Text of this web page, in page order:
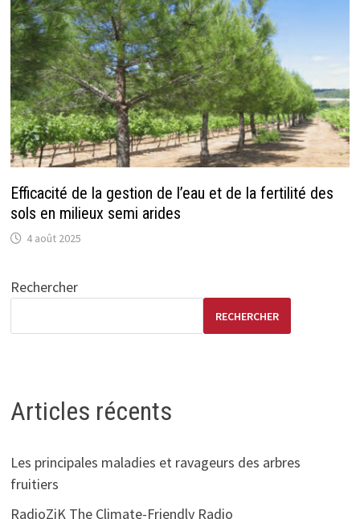
Efficacité de la gestion de l’eau et de la fertilité des
sols en milieux semi arides
4 août 2025
Rechercher
RECHERCHER
Articles récents
Les principales maladies et ravageurs des arbres
fruitiers
RadioZiK The Climate-Friendly Radio